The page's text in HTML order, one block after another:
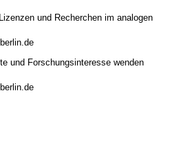
und Recherchen im analogen
und Forschungsinteresse wenden